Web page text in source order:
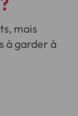
mais
à garder à